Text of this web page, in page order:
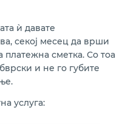
ѝ давате
секој месец да врши
платежна сметка. Со тоа
и не го губите
услуга: